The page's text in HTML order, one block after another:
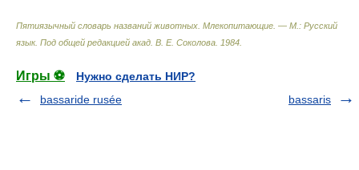
Пятиязычный словарь названий животных. Млекопитающие. — М.: Русский
язык. Под общей редакцией акад. В. Е. Соколова 1984
Игры ⚽
Нужно сделать НИР?
bassaride rusée
bassaris